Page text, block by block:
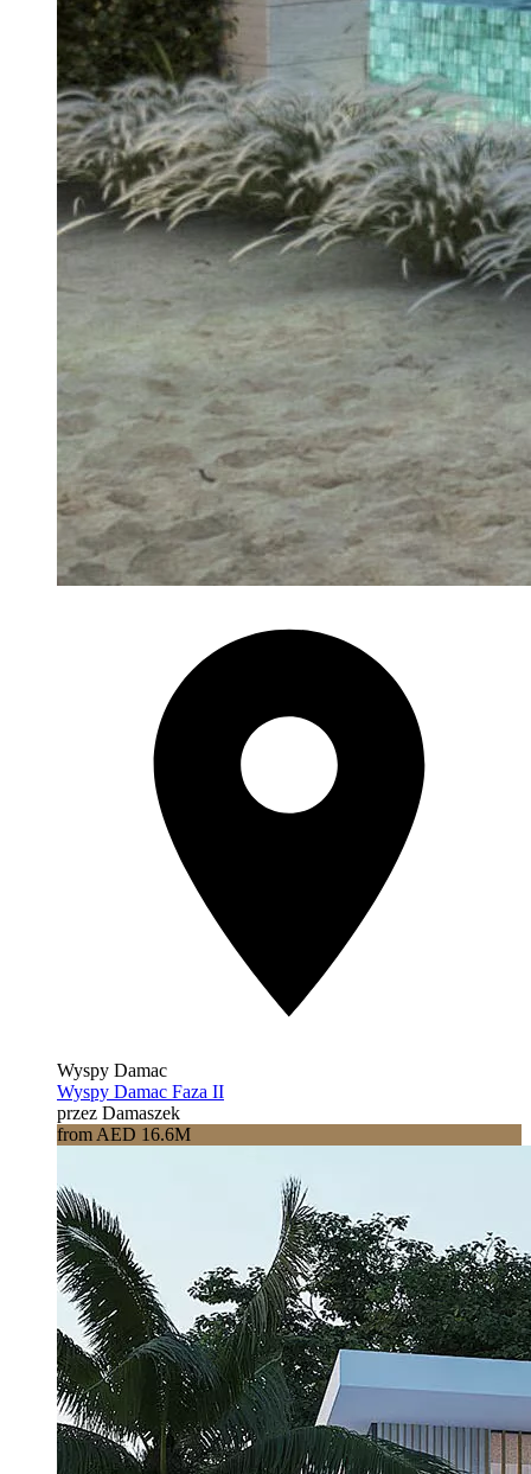
Wyspy Damac
Wyspy Damac Faza II
przez Damaszek
from AED 16.6M